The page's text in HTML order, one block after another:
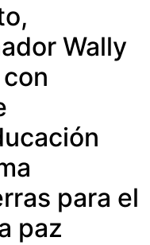
Wally
para el
paz